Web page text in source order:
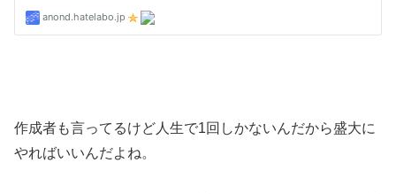
作成者も言ってるけど人生で1回しかないんだから盛大に
やればいいんだよね。